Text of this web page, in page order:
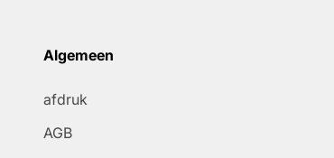
Algemeen
afdruk
AGB